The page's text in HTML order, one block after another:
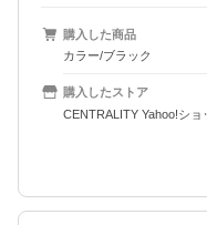
購入した商品
カラー/ブラック
購入したストア
CENTRALITY Yahoo!ショ